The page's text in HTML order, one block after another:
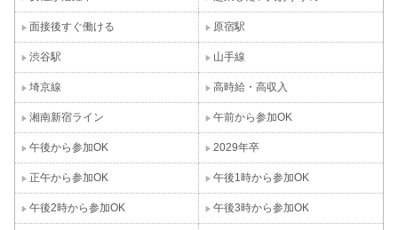
面接後すぐ働ける 原宿駅
渋谷駅 山手線
埼京線 高時給・高収入
湘南新宿ライン 午前から参加OK
午後から参加OK 2029年卒
正午から参加OK 午後1時から参加OK
午後2時から参加OK 午後3時から参加OK